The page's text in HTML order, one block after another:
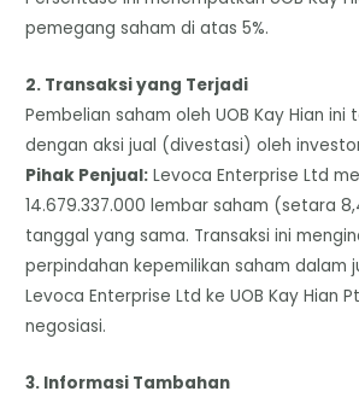
pemegang saham di atas 5%.
​2. Transaksi yang Terjadi
​Pembelian saham oleh UOB Kay Hian
dengan aksi jual (divestasi) oleh
​Pihak Penjual: Levoca Enterprise Ltd
14.679.337.000 lembar saham (setara
tanggal yang sama. Transaksi ini
perpindahan kepemilikan saham dalam
Levoca Enterprise Ltd ke UOB Kay Hian
negosiasi.
​3. Informasi Tambahan